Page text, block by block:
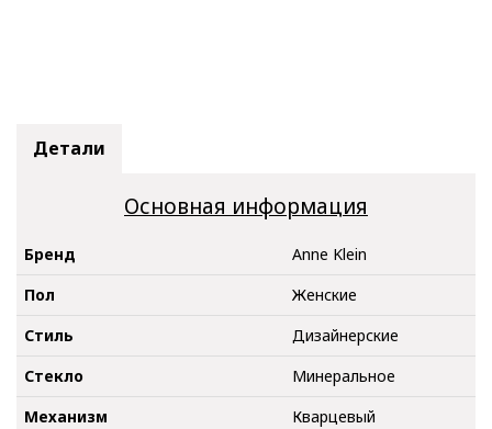
Детали
Основная информация
Бренд
Anne Klein
Пол
Женские
Стиль
Дизайнерские
Стекло
Минеральное
Механизм
Кварцевый